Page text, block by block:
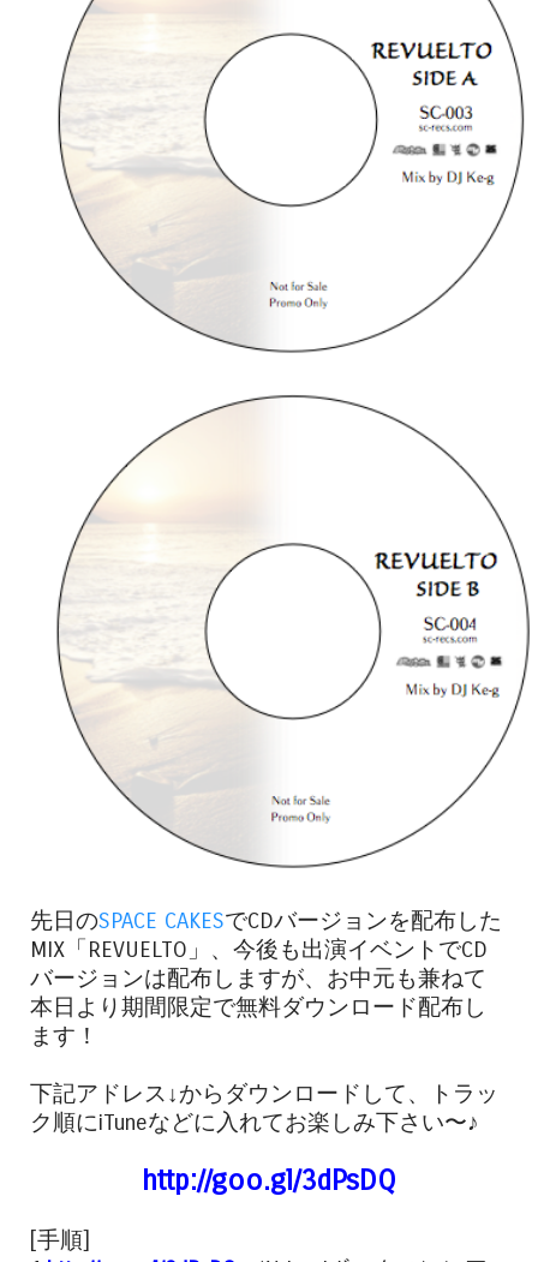
先日のSPACE CAKESでCDバージョンを配布した
MIX「REVUELTO」、今後も出演イベントでCD
バージョンは配布しますが、お中元も兼ねて
本日より期間限定で無料ダウンロード配布し
ます！
下記アドレス↓からダウンロードして、トラッ
ク順にiTuneなどに入れてお楽しみ下さい〜♪
http://goo.gl/3dPsDQ
[手順]